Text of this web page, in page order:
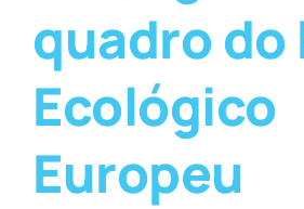
quadro do
Ecológico
Europeu